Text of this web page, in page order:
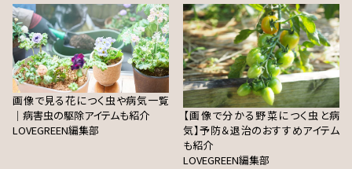
画像で見る花につく虫や病気一覧
｜病害虫の駆除アイテムも紹介
LOVEGREEN編集部
【画像で分かる野菜につく虫と病
気】予防＆退治のおすすめアイテム
も紹介
LOVEGREEN編集部